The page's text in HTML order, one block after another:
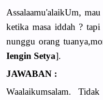
Assalaamu'alaikUm,
ketika masa iddah ?
nunggu orang
Iengin Setya].
JAWABAN :
Waalaikumsalam.